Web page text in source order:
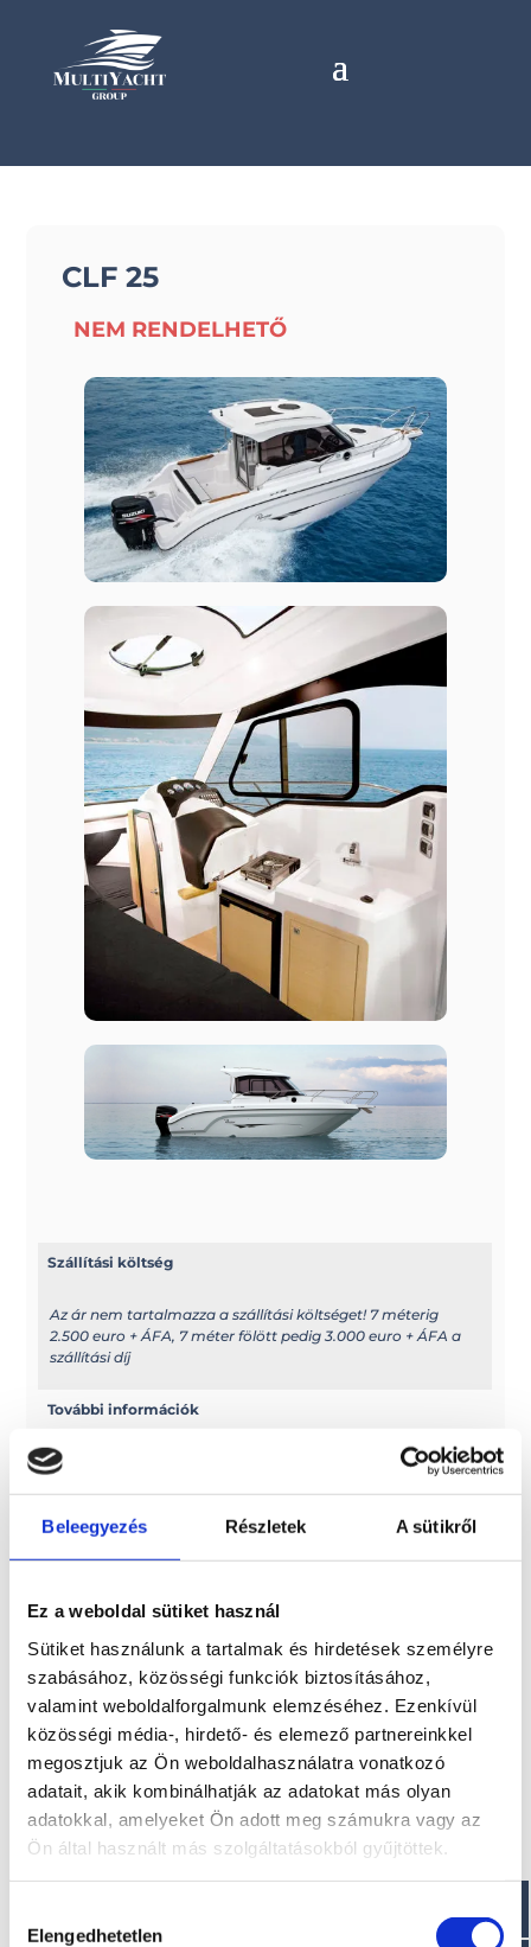
Beleegyezés Részletek A sütikről
Ez a weboldal sütiket használ
Sütiket használunk a tartalmak és hirdetések személyre
szabásához, közösségi funkciók biztosításához,
valamint weboldalforgalmunk elemzéséhez. Ezenkívül
közösségi média-, hirdető- és elemező partnereinkkel
megosztjuk az Ön weboldalhasználatra vonatkozó
adatait, akik kombinálhatják az adatokat más olyan
adatokkal, amelyeket Ön adott meg számukra vagy az
Ön által használt más szolgáltatásokból gyűjtöttek.
kiválasztása
Elengedhetetlen
CLF 25
NEM RENDELHETŐ
Méretek
Hossz: 7,60 m
Szélesség: 2,70 m
Személy kapacitása : 8 fő
Ágyak száma: 4
Minimális teljesítmény: 115 LE
Maximális teljesítmény: 300 LE
Szállítási költség
Az ár nem tartalmazza a szállítási költséget! 7 méterig
2.500 euro + ÁFA, 7 méter fölött pedig 3.000 euro + ÁFA a
szállítási díj
További információk
A típussal kapcsolatos további információkat az alábbi
Elektromos kivitel?
Elektromos hajóként is rendelhető